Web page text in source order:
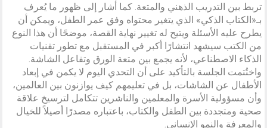
تربط بين التدريب الذهني والمتعة. كما أشار إلى ظهور ما يُعرف
بـ«الكتاب الذكي» الذي يتغير محتواه وفق عمر الطفل، ويمكن أن
يطرح عليه الأسئلة ويتيح له تغيير نهاية القصة، موضحًا أن هذا النوع
من الكتب سيشهد انتشارًا أكبر في المستقبل مع تطور تقنيات
الذكاء الاصطناعي، لأنه يجمع بين متعة الورق وتفاعل الشاشة.
واختُتمت الجلسة بالتأكيد على أن التحدي اليوم لا يكمن في إبعاد
الأطفال عن الشاشات، بل في تعليمهم كيف يوازنون بين العالمين،
وأن مسؤولية الأسرة والمعلمين والناشرين تتكامل لترسيخ علاقة
صحية ومتجددة بين الطفل والكتاب، باعتباره مصدرًا أصيلاً للخيال
والمعرفة والنمو الإنساني.